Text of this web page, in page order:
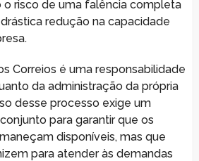
o risco de uma falência completa
redução na capacidade
Correios é uma responsabilidade
da administração da própria
desse processo exige um
para garantir que os
disponíveis, mas que
para atender às demandas